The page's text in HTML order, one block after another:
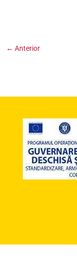
←Anterior